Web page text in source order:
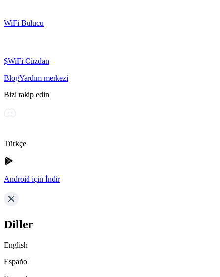
WiFi Bulucu
$WiFi Cüzdan
BlogYardım merkezi
Bizi takip edin
Türkçe
Android için İndir
Diller
English
Español